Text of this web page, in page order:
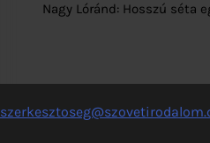
Nagy Lóránd: Hosszú séta